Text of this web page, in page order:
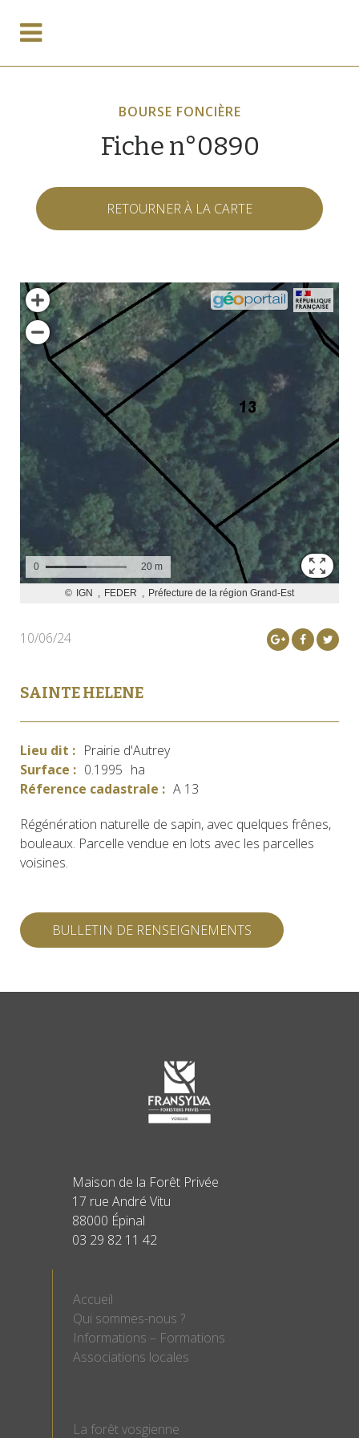
BOURSE FONCIÈRE
Fiche n°0890
RETOURNER À LA CARTE
10/06/24
SAINTE HELENE
Lieu dit : Prairie d'Autrey
Surface : 0.1995 ha
Réference cadastrale : A 13
Régénération naturelle de sapin, avec quelques frênes,
bouleaux. Parcelle vendue en lots avec les parcelles
voisines.
BULLETIN DE RENSEIGNEMENTS
Maison de la Forêt Privée
17 rue André Vitu
88000 Épinal
03 29 82 11 42
Accueil
Qui sommes-nous ?
Informations – Formations
Associations locales
La forêt vosgienne